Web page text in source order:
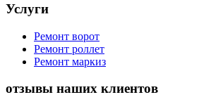
Услуги
Ремонт ворот
Ремонт роллет
Ремонт маркиз
отзывы наших клиентов